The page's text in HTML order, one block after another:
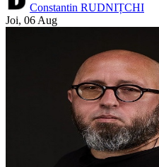
Constantin RUDNIȚCHI
Joi, 06 Aug